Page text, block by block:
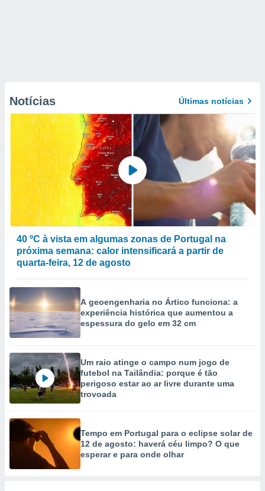
Notícias Últimas notícias
40 ºC à vista em algumas zonas de Portugal na
próxima semana: calor intensificará a partir de
quarta-feira, 12 de agosto
A geoengenharia no Ártico funciona: a
experiência histórica que aumentou a
espessura do gelo em 32 cm
Um raio atinge o campo num jogo de
futebol na Tailândia: porque é tão
perigoso estar ao ar livre durante uma
trovoada
Tempo em Portugal para o eclipse solar de
12 de agosto: haverá céu limpo? O que
esperar e para onde olhar